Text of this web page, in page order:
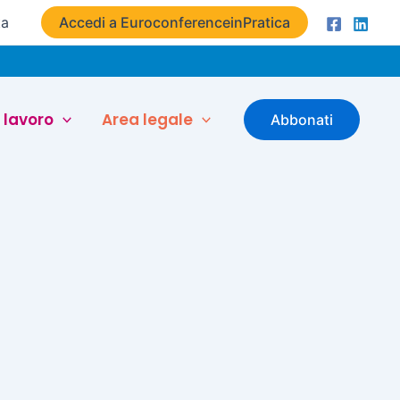
Accedi a EuroconferenceinPratica
lavoro Area legale Abbonati